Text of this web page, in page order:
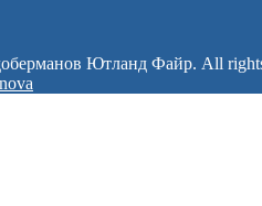
Ютланд Файр. All